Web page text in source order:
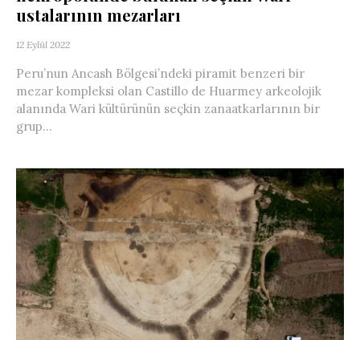
ustalarının mezarları
12 Eylül 2022
Peru’nun Ancash Bölgesi’ndeki piramit benzeri bir
mezar kompleksi olan Castillo de Huarmey arkeolojik
alanında Wari kültürünün seçkin zanaatkarlarının bir
grup...